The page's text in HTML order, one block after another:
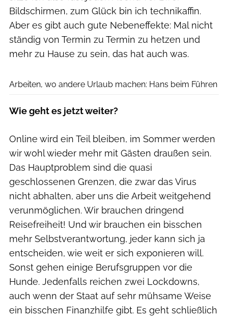
Bildschirmen, zum Glück bin ich technikaffin.
Aber es gibt auch gute Nebeneffekte: Mal nicht
ständig von Termin zu Termin zu hetzen und
mehr zu Hause zu sein, das hat auch was.
Arbeiten, wo andere Urlaub machen: Hans beim Führen
Wie geht es jetzt weiter?
Online wird ein Teil bleiben, im Sommer werden
wir wohl wieder mehr mit Gästen draußen sein.
Das Hauptproblem sind die quasi
geschlossenen Grenzen, die zwar das Virus
nicht abhalten, aber uns die Arbeit weitgehend
verunmöglichen. Wir brauchen dringend
Reisefreiheit! Und wir brauchen ein bisschen
mehr Selbstverantwortung, jeder kann sich ja
entscheiden, wie weit er sich exponieren will.
Sonst gehen einige Berufsgruppen vor die
Hunde. Jedenfalls reichen zwei Lockdowns,
auch wenn der Staat auf sehr mühsame Weise
ein bisschen Finanzhilfe gibt. Es geht schließlich